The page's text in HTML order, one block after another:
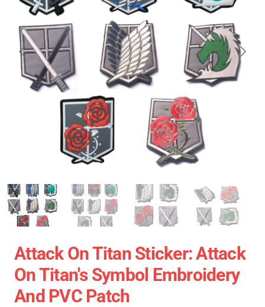
Attack On Titan Sticker: Attack
On Titan's Symbol Embroidery
And PVC Patch